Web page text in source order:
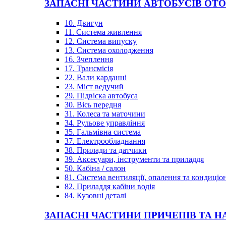
ЗАПАСНІ ЧАСТИНИ АВТОБУСІВ
10. Двигун
11. Система живлення
12. Система випуску
13. Система охолодження
16. Зчеплення
17. Трансмісія
22. Вали карданні
23. Міст ведучий
29. Підвіска автобуса
30. Вісь передня
31. Колеса та маточини
34. Рульове управління
35. Гальмівна система
37. Електрообладнання
38. Прилади та датчики
39. Аксесуари, інструменти та приладдя
50. Кабіна / салон
81. Система вентиляції, опалення та
82. Приладдя кабіни водія
84. Кузовні деталі
ЗАПАСНІ ЧАСТИНИ ПРИЧЕПІВ ТА